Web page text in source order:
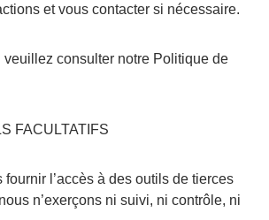
et vous contacter si nécessaire.
veuillez consulter notre Politique de
FACULTATIFS
fournir l’accès à des outils de tierces
n’exerçons ni suivi, ni contrôle, ni